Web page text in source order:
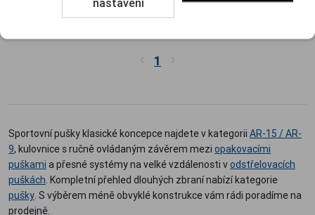
Porovnat
1
Sportovní pušky klasické koncepce najdete v kategorii AR-15 / AR-
9, kulovnice s ručně ovládaným závěrem mezi opakovacími
puškami a přesné systémy na velké vzdálenosti vodstřelovacích
puškách. Kompletní přehled dlouhých zbraní nabízí kategorie
pušky. S výběrem méně obvyklé konstrukce vám rádi poradíme na
prodejně.